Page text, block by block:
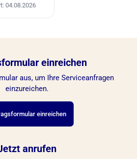
04.08.2026
einreichen
aus, um Ihre Serviceanfragen
einzureichen.
einreichen
anrufen